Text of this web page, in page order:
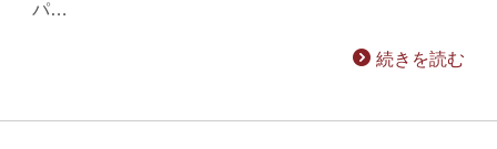
パ…
続きを読む